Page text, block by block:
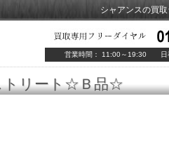
シャアンスの買
営業時間： 11:00～19:30 日
トリート☆Ｂ品☆